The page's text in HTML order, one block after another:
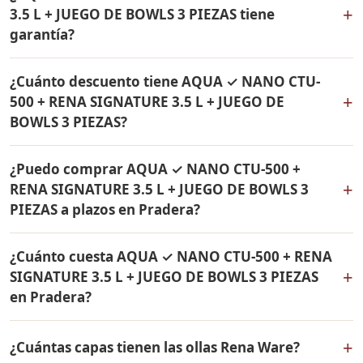
garantía de por vida.
Pradera, Valle del Cauca y a todo Colombia. El pago es
contra entrega.
3.5 L + JUEGO DE BOWLS 3 PIEZAS tiene
garantía?
+
CTU-500 + RENA SIGNATURE 3.5 L + JUEGO DE BOWLS 3
PIEZAS tienen garantía de por vida contra defectos de
fabricación. Son productos originales Rena Ware
fabricados en acero inoxidable quirúrgico 18/10.
¿Cuánto descuento tiene AQUA ✓ NANO CTU-
500 + RENA SIGNATURE 3.5 L + JUEGO DE
BOWLS 3 PIEZAS?
+
JUEGO DE BOWLS 3 PIEZAS tiene un 36% de descuento.
Contáctame por WhatsApp para conocer el precio
actual. Aplica para Pradera y todo Colombia.
¿Puedo comprar AQUA ✓ NANO CTU-500 +
RENA SIGNATURE 3.5 L + JUEGO DE BOWLS 3
PIEZAS a plazos en Pradera?
+
SIGNATURE 3.5 L + JUEGO DE BOWLS 3 PIEZAS con solo
el 10% de inicial y pagar en cuotas mensuales de 12, 18
o 24 meses. Aplica para Pradera y todo Colombia.
¿Cuánto cuesta AQUA ✓ NANO CTU-500 + RENA
SIGNATURE 3.5 L + JUEGO DE BOWLS 3 PIEZAS
en Pradera?
+
3.5 L + JUEGO DE BOWLS 3 PIEZAS es el mismo en todo
¿Cuántas capas tienen las ollas Rena Ware? +